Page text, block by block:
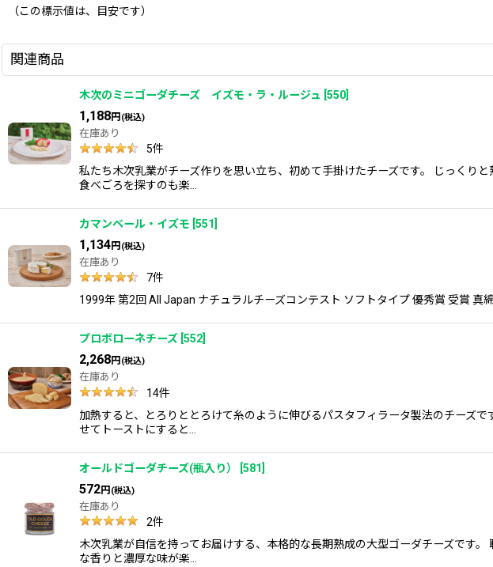
（この標示値は、目安です）
関連商品
木次のミニゴーダチーズ イズモ・ラ・ルージュ 550
1,188円(税込)
在庫あり
5件
私たち木次乳業がチーズ作りを思い立ち、初めて手掛けたチーズです。 じっくり
食べごろを探すのも楽…
カマンベール・イズモ 551
1,134円 (税込)
在庫あり
7件
1999年 第2回 All Japan ナチュラルチーズコンテスト ソフトタイプ 優秀賞 受賞
プロボローネチーズ 552
2,268円 (税込)
在庫あり
14件
加熱すると、とろりととろけて糸のように伸びるパスタフィラータ製法のチーズ
せてトーストにすると…
オールドゴーダチーズ(瓶入り） 581
572円(税込)
在庫あり
2件
木次乳業が自信を持ってお届けする、本格的な長期熟成の大型ゴーダチーズです
な香りと濃厚な味が楽…